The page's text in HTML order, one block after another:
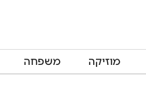
מוזיקה משפחה